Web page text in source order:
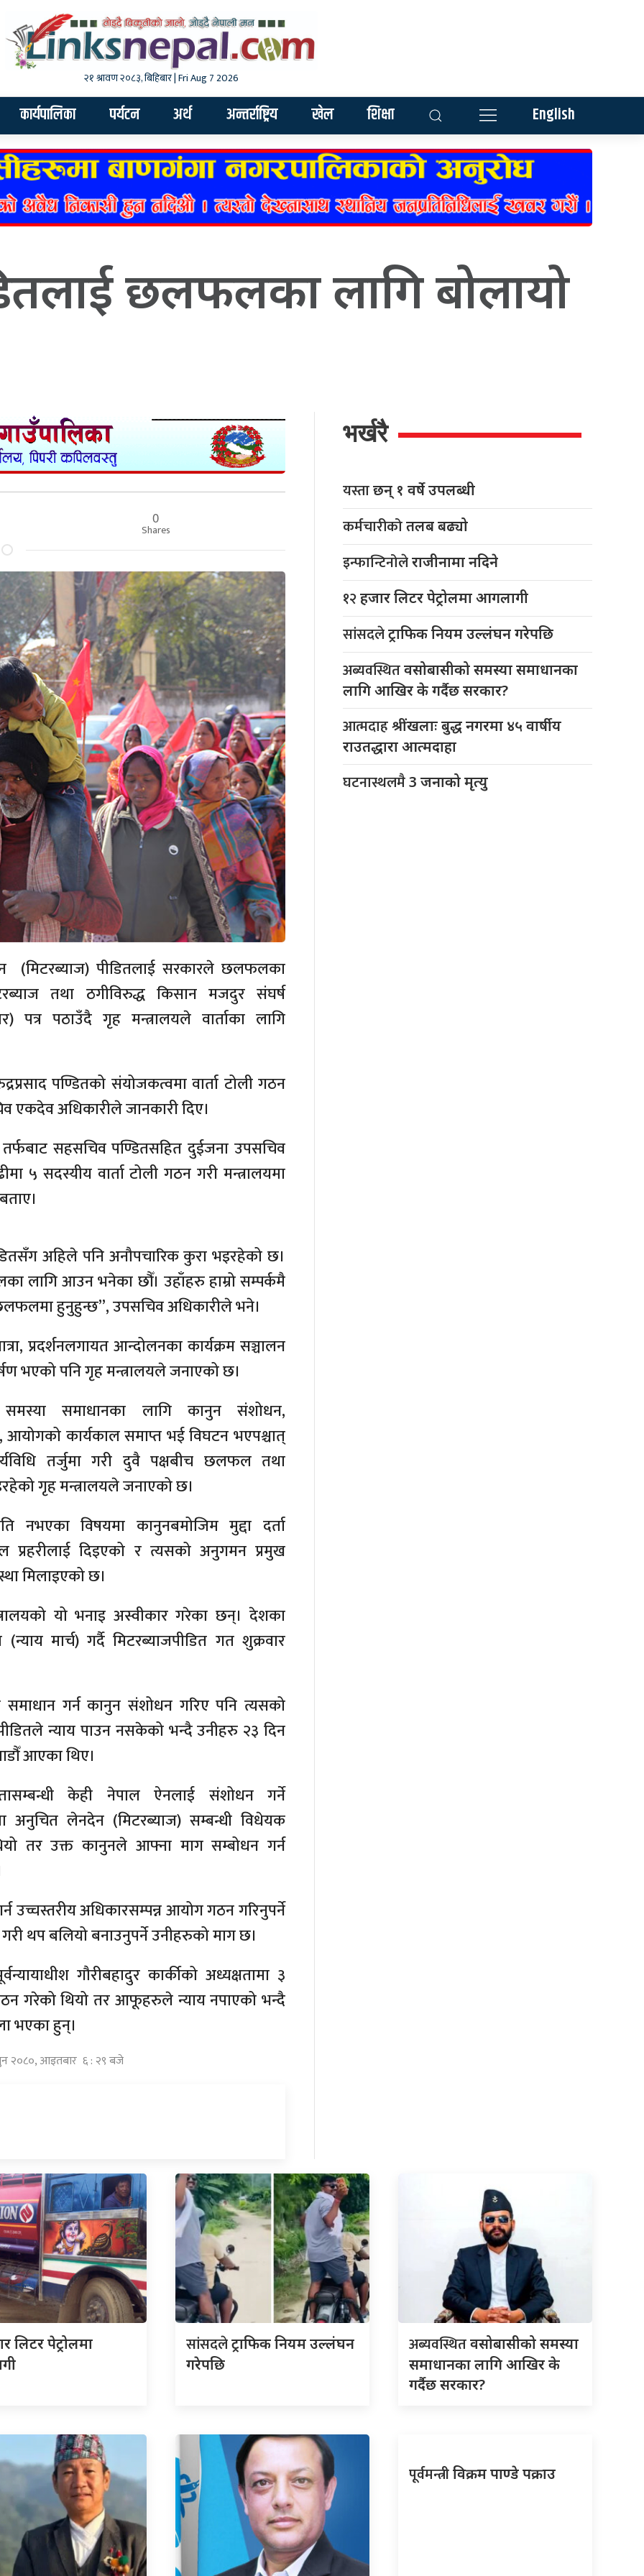
२१ श्रावण २०८३, बिहिबार | Fri Aug 7 2026
कार्यपालिका पर्यटन अर्थ अन्तर्राष्ट्रिय खेल शिक्षा English
छलफलका लागि बोलायो
0
Shares
(मिटरब्याज) पीडितलाई सरकारले छलफलका
तथा ठगीविरुद्ध किसान मजदुर संघर्ष
पठाउँदै गृह मन्त्रालयले वार्ताका लागि
पण्डितको संयोजकत्वमा वार्ता टोली गठन
एकदेव अधिकारीले जानकारी दिए।
तर्फबाट सहसचिव पण्डितसहित दुईजना उपसचिव
५ सदस्यीय वार्ता टोली गठन गरी मन्त्रालयमा
अहिले पनि अनौपचारिक कुरा भइरहेको छ।
आउन भनेका छौँ। उहाँहरु हाम्रो सम्पर्कमै
हुनुहुन्छ”, उपसचिव अधिकारीले भने।
प्रदर्शनलगायत आन्दोलनका कार्यक्रम सञ्चालन
भएको पनि गृह मन्त्रालयले जनाएको छ।
समस्या समाधानका लागि कानुन संशोधन,
कार्यकाल समाप्त भई विघटन भएपश्चात्
तर्जुमा गरी दुवै पक्षबीच छलफल तथा
गृह मन्त्रालयले जनाएको छ।
नभएका विषयमा कानुनबमोजिम मुद्दा दर्ता
प्रहरीलाई दिइएको र त्यसको अनुगमन प्रमुख
मिलाइएको छ।
यो भनाइ अस्वीकार गरेका छन्। देशका
(न्याय मार्च) गर्दै मिटरब्याजपीडित गत शुक्रवार
समाधान गर्न कानुन संशोधन गरिए पनि त्यसको
न्याय पाउन नसकेको भन्दै उनीहरु २३ दिन
आएका थिए।
केही नेपाल ऐनलाई संशोधन गर्ने
अनुचित लेनदेन (मिटरब्याज) सम्बन्धी विधेयक
तर उक्त कानुनले आफ्ना माग सम्बोधन गर्न
उच्चस्तरीय अधिकारसम्पन्न आयोग गठन गरिनुपर्ने
थप बलियो बनाउनुपर्ने उनीहरुको माग छ।
गौरीबहादुर कार्कीको अध्यक्षतामा ३
गरेको थियो तर आफूहरुले न्याय नपाएको भन्दै
भएका हुन्।
२०८०, आइतबार ६ : २९ बजे
भर्खरै
यस्ताछन् १ वर्षे उपलब्धी
कर्मचारीकोतलब बढ्यो
इन्फान्टिनोलेराजीनामा नदिने
१२हजार लिटर पेट्रोलमा आगलागी
सांसदलेट्राफिक नियम उल्लंघन गरेपछि
अब्यवस्थितवसोबासीको समस्या समाधानका
लागि आखिर के गर्दैछ सरकार?
आत्मदाहश्रींखलाः बुद्ध नगरमा ४५ वार्षीय
राउतद्धारा आत्मदाहा
घटनास्थलमै3 जनाको मृत्यु
लिटर पेट्रोलमा
सांसदलेट्राफिक नियम उल्लंघन
गरेपछि
अब्यवस्थितवसोबासीको समस्या
समाधानका लागि आखिर के
गर्दैछ सरकार?
पूर्वमन्त्रीविक्रम पाण्डे पक्राउ